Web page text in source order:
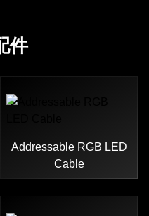
件
Addressable RGB LED
Cable